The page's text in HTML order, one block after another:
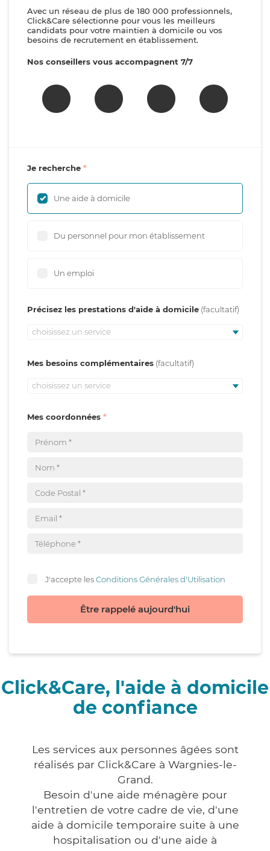
Avec un réseau de plus de 180 000 professionnels,
Click&Care sélectionne pour vous les meilleurs
candidats pour votre maintien à domicile ou vos
besoins de recrutement en établissement.
Nos conseillers vous accompagnent 7/7
Je recherche
Une aide à domicile
Du personnel pour mon établissement
Un emploi
Précisez les prestations d'aide à domicile
choisissez un service
Mes besoins complémentaires
choisissez un service
Mes coordonnées
J'accepte lesConditions Générales d'Utilisation
Être rappelé aujourd'hui
Click&Care, l'aide à domicile
de confiance
Les services aux personnes âgées sont
réalisés par Click&Care à Wargnies-le-
Grand.
Besoin d'une aide ménagère pour
l'entretien de votre cadre de vie, d'une
aide à domicile temporaire suite à une
hospitalisation ou d'une aide à